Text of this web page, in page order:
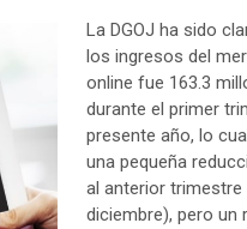
La DGOJ ha sido
los ingresos del
online fue 163.3
durante el primer
presente año, lo
una pequeña
al anterior trimestre
diciembre), pero un